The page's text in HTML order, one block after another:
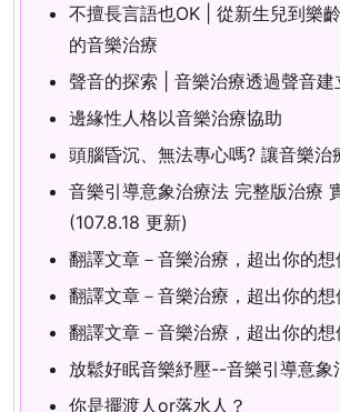
不擅長言語也OK | 從新生兒到樂
的音樂治療
聲音的探索 | 音樂治療透過聲音建
邊緣性人格以音樂治療協助
頭腦昏沉、無法專心嗎? 讓音樂治
音樂引導意象治療法 完整版治療
(107.8.18 更新)
翻譯文章－音樂治療，超出你的想
翻譯文章－音樂治療，超出你的想
翻譯文章－音樂治療，超出你的想
放鬆好眠音樂紓壓--音樂引導意象
你是擺渡人or落水人？